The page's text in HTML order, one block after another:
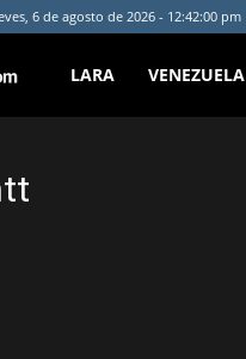
6 de agosto de 2026 - 12:42:00 pm
Noticias251
LARA VENEZUELA